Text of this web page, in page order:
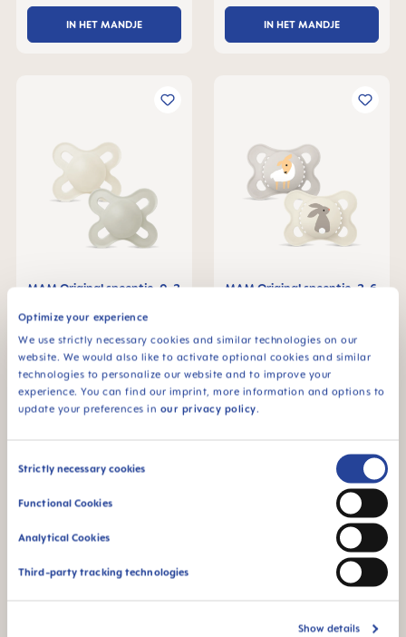
Optimize your experience
We use strictly necessary cookies and similar technologies on our
website. We would also like to activate optional cookies and similar
technologies to personalize our website and to improve your
experience. You can find our imprint, more information and options to
update your preferences in our privacy policy.
Consent
Strictly necessary cookies
Functional Cookies
Analytical Cookies
Third-party tracking technologies
Show details
IN HET MANDJE IN HET MANDJE
MAM Original speentje, 0-2
€ 8,79
IN HET MANDJE
MAM Original speentje, 2-6
IN HET MANDJE
maanden, set van 2